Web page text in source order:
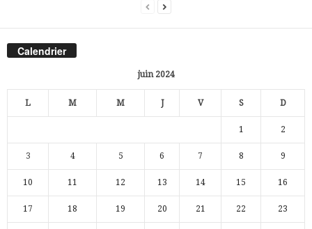
Calendrier
juin 2024
L M M J V S D
1 2
3 4 5 6 7 8 9
10 11 12 13 14 15 16
17 18 19 20 21 22 23